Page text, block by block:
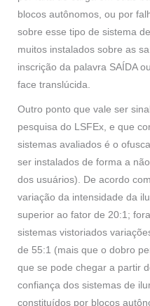
blocos autônomos, ou por
sobre esse tipo de sistema
muitos instalados sobre as
inscrição da palavra SAÍDA
face translúcida.
Outro ponto que vale ser
pesquisa do LSFEx, e que
sistemas avaliados é o
ser instalados de forma a
dos usuários). De acordo
variação da intensidade da
superior ao fator de 20:1;
sistemas vistoriados
de 55:1 (mais que o dobro
que se pode chegar a partir
confiança dos sistemas de
constituídos por blocos